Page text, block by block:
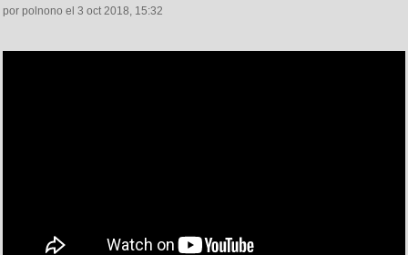
por polnono el 3 oct 2018, 15:32